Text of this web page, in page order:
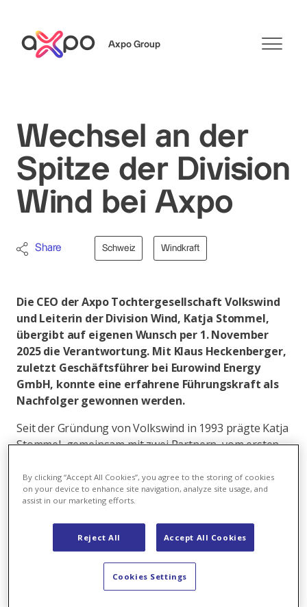
Axpo Group
Wechsel an der
Spitze der Division
Wind bei Axpo
Share Schweiz Windkraft
Die CEO der Axpo Tochtergesellschaft Volkswind
und Leiterin der Division Wind, Katja Stommel,
übergibt auf eigenen Wunsch per 1. November
2025 die Verantwortung. Mit Klaus Heckenberger,
zuletzt Geschäftsführer bei Eurowind Energy
GmbH, konnte eine erfahrene Führungskraft als
Nachfolger gewonnen werden.
Seit der Gründung von Volkswind in 1993 prägte Katja
Stommel, gemeinsam mit zwei Partnern, vom ersten
Unternehmens über drei Jahrzehnte. Volkswind zählte
damals zu den Pionieren der Windenergie in
Deutschland. Heute ist das Unternehmen Teil der
Axpo Gruppe und hat als führender
Windparkentwickler in Europa mit über 90 Windparks
bereits über 1,6 GW nachhaltigen Strom entwickelt.
Mit Klaus Heckenberger übernimmt eine
By clicking “Accept All Cookies”, you agree to the storing of cookies
on your device to enhance site navigation, analyze site usage, and
assist in our marketing efforts.
Reject All Accept All Cookies
Cookies Settings